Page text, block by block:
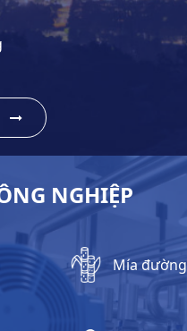
NGHIỆP
Mía đường